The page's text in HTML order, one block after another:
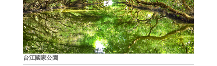
台江國家公園